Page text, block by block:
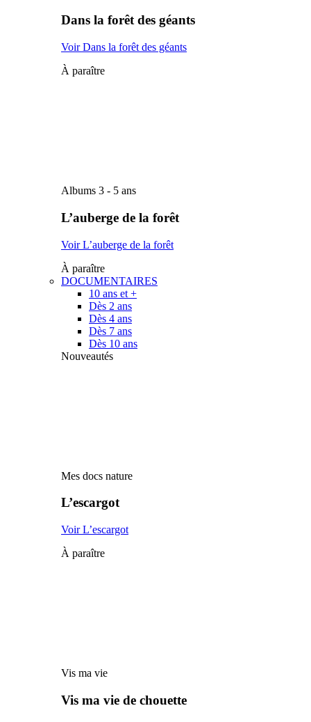
Dans la forêt des géants
Voir Dans la forêt des géants
À paraître
Albums 3 - 5 ans
L’auberge de la forêt
Voir L’auberge de la forêt
À paraître
DOCUMENTAIRES
10 ans et +
Dès 2 ans
Dès 4 ans
Dès 7 ans
Dès 10 ans
Nouveautés
Mes docs nature
L’escargot
Voir L’escargot
À paraître
Vis ma vie
Vis ma vie de chouette